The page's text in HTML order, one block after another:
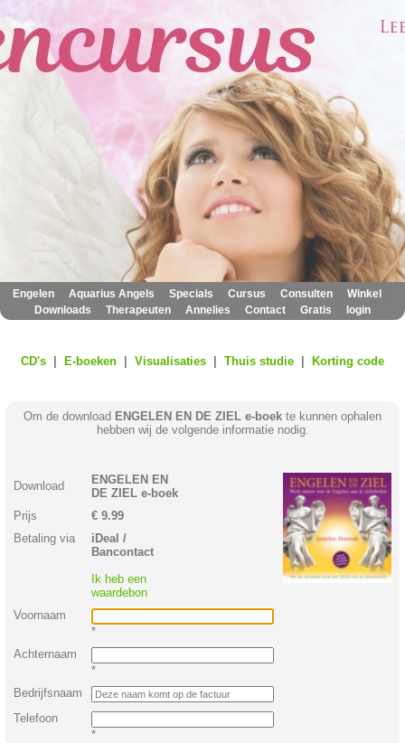
Engelen Aquarius Angels Specials Cursus Consulten Winkel
Downloads Therapeuten Annelies Contact Gratis login
CD's E-boeken Visualisaties Thuis studie Korting code
Om de download ENGELEN EN DE ZIEL e-boek te kunnen ophalen
hebben wij de volgende informatie nodig.
Download
ENGELEN EN
DE ZIEL e-boek
Prijs
€ 9.99
Betaling via
iDeal /
Bancontact
Ik heb een
waardebon
Voornaam
*
Achternaam
*
Bedrijfsnaam
Telefoon
*